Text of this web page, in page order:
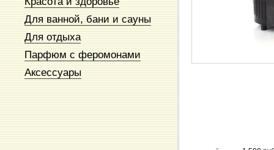
Для ванной, бани и сауны
Для отдыха
Парфюм с феромонами
Аксессуары